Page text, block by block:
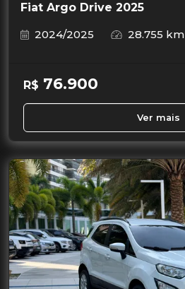
Fiat Argo Drive 2025
2024/2025
28.755 km
R$ 76.900
Ver mais